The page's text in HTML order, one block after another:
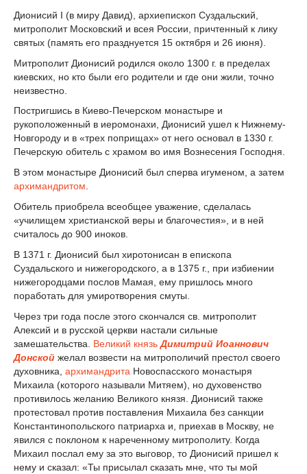
Дионисий I (в миру Давид), архиепископ Суздальский,
митрополит Московский и всея России, причтенный к лику
святых (память его празднуется 15 октября и 26 июня).
Митрополит Дионисий родился около 1300 г. в пределах
киевских, но кто были его родители и где они жили, точно
неизвестно.
Постригшись в Киево-Печерском монастыре и
рукоположенный в иеромонахи, Дионисий ушел к Нижнему-
Новгороду и в «трех поприщах» от него основал в 1330 г.
Печерскую обитель с храмом во имя Вознесения Господня.
В этом монастыре Дионисий был сперва игуменом, а затем
архимандритом
Обитель приобрела всеобщее уважение, сделалась
«училищем христианской веры и благочестия», и в ней
считалось до 900 иноков.
В 1371 г. Дионисий был хиротонисан в епископа
Суздальского и нижегородского, а в 1375 г., при избиении
нижегородцами послов Мамая, ему пришлось много
поработать для умиротворения смуты.
Через три года после этого скончался св. митрополит
Алексий и в русской церкви настали сильные
замешательства. Великий князь Димитрий Иоаннович
Донской желал возвести на митрополичий престол своего
духовника, архимандрита Новоспасского монастыря
Михаила (которого называли Митяем), но духовенство
противилось желанию Великого князя. Дионисий также
протестовал против поставления Михаила без санкции
Константинопольского патриарха и, приехав в Москву, не
явился с поклоном к нареченному митрополиту. Когда
Михаил послал ему за это выговор, то Дионисий пришел к
нему и сказал: «Ты присылал сказать мне, что ты мой